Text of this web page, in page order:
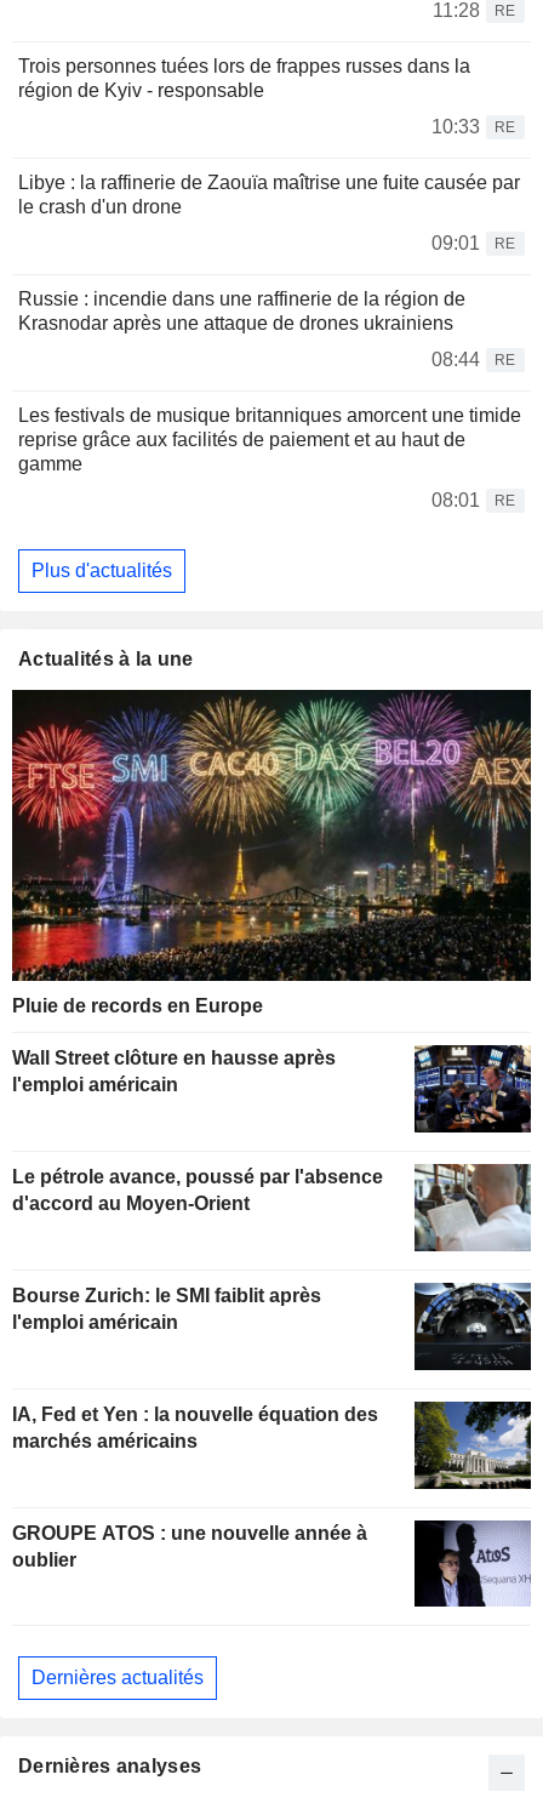
11:28 RE
Trois personnes tuées lors de frappes russes dans la
région de Kyiv - responsable
10:33
RE
Libye : la raffinerie de Zaouïa maîtrise une fuite causée par
le crash d'un drone
09:01
RE
Russie : incendie dans une raffinerie de la région de
Krasnodar après une attaque de drones ukrainiens
08:44
RE
Les festivals de musique britanniques amorcent une timide
reprise grâce aux facilités de paiement et au haut de
gamme
08:01
RE
Plus d'actualités
Actualités à la une
Pluie de records en Europe
Wall Street clôture en hausse après
l'emploi américain
Le pétrole avance, poussé par l'absence
d'accord au Moyen-Orient
Bourse Zurich: le SMI faiblit après
l'emploi américain
IA, Fed et Yen : la nouvelle équation des
marchés américains
GROUPE ATOS : une nouvelle année à
oublier
Dernières actualités
Dernières analyses